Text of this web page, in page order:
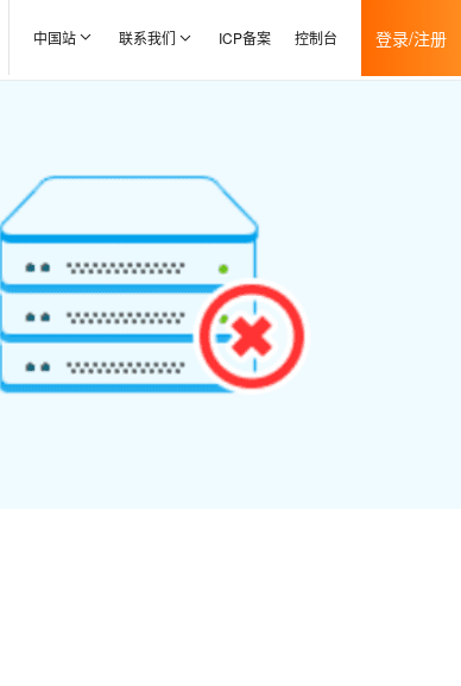
中国站 联系我们 ICP备案 控制台 登录/注册